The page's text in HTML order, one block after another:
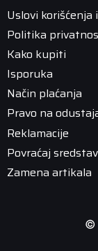
Uslovi korišćenja
Politika
Kako kupiti
Isporuka
Način plaćanja
Pravo na
Reklamacije
Povraćaj
Zamena artikala
©